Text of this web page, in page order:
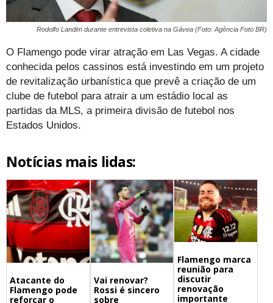
Rodolfo Landim durante entrevista coletiva na Gávea (Foto: Agência Foto BR)
O Flamengo pode virar atração em Las Vegas. A cidade
conhecida pelos cassinos está investindo em um projeto
de revitalização urbanística que prevê a criação de um
clube de futebol para atrair a um estádio local as
partidas da MLS, a primeira divisão de futebol nos
Estados Unidos.
Notícias mais lidas:
Atacante do
Flamengo pode
reforçar o
Vai renovar?
Rossi é sincero
sobre
Flamengo marca
reunião para
discutir
renovação
importante